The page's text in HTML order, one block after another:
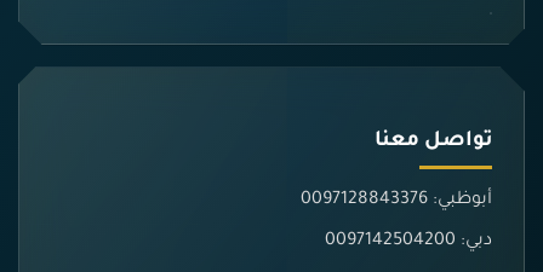
تواصل معنا
أبوظبي: 0097128843376
دبي: 0097142504200